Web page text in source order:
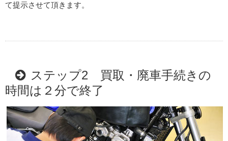
て提示させて頂きます。
ステップ2 買取・廃車手続きの
時間は２分で終了